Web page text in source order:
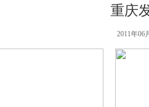
重庆
2011年06